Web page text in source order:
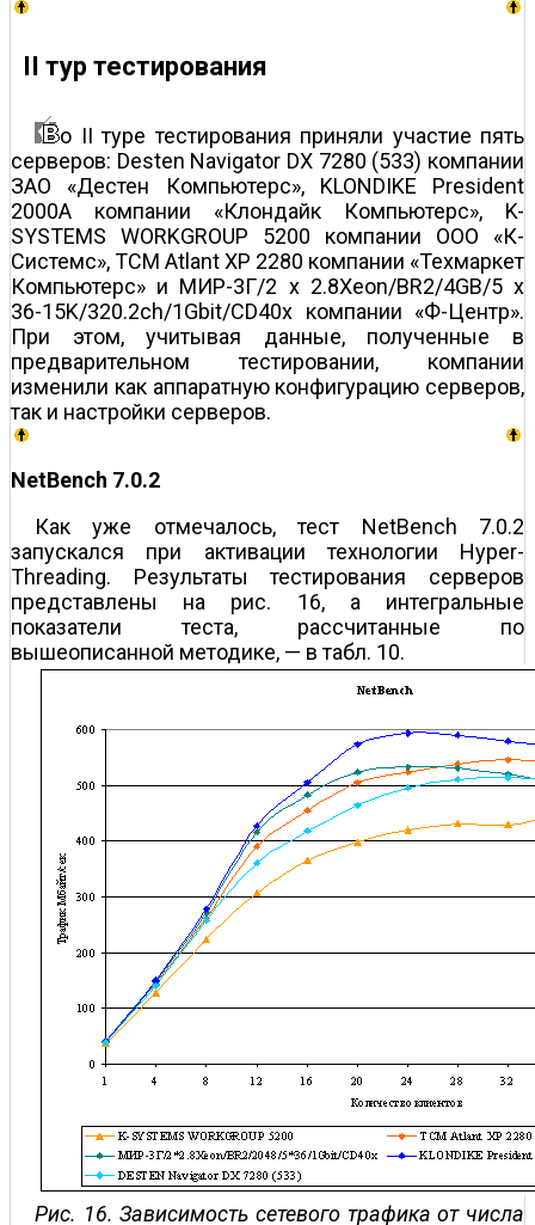
II тур тестирования
о II туре тестирования приняли участие пять
серверов: Desten Navigator DX 7280 (533) компании
ЗАО «Дестен Компьютерс», KLONDIKE President
2000A компании «Клондайк Компьютерс», K-
SYSTEMS WORKGROUP 5200 компании ООО «К-
Системс», TCM Atlant XP 2280 компании «Техмаркет
Компьютерc» и МИР-3Г/2 х 2.8Xeon/BR2/4GB/5 х
36-15K/320.2ch/1Gbit/CD40x компании «Ф-Центр».
При этом, учитывая данные, полученные в
предварительном тестировании, компании
изменили как аппаратную конфигурацию серверов,
так и настройки серверов.
NetBench 7.0.2
Как уже отмечалось, тест NetBench 7.0.2
запускался при активации технологии Hyper-
Threading. Результаты тестирования серверов
представлены на рис. 16, а интегральные
показатели теста, рассчитанные по
вышеописанной методике, — в табл. 10.
Рис. 16. Зависимость сетевого трафика от числа